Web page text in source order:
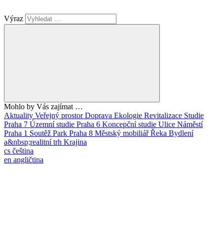
Výraz
Mohlo by Vás zajímat …
Aktuality Veřejný prostorDoprava Ekologie Revitalizace Studie
Praha 7 Územní studie Praha 6 Koncepční studie Ulice Náměstí
Praha 1 Soutěž Park Praha 8 Městský mobiliářŘeka Bydlení
a&nbsp;realitní trh Krajina
cs čeština
en angličtina